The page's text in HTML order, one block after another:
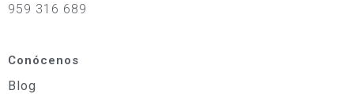
959 316 689
Conócenos
Blog